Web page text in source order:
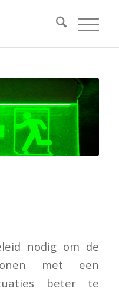
nodig om de
met een
beter te